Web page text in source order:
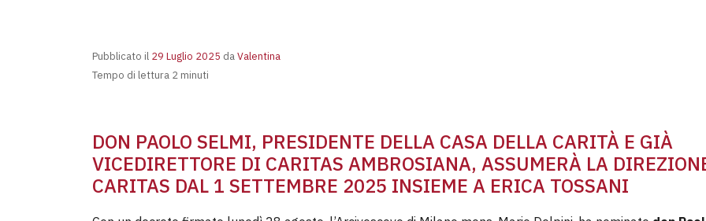
Pubblicato il 29 Luglio 2025 daValentina
Tempo di lettura 2 minuti
DON PAOLO SELMI, PRESIDENTE DELLA CASA DELLA CARITÀ E GIÀ
VICEDIRETTORE DI CARITAS AMBROSIANA, ASSUMERÀ LA
CARITAS DAL 1 SETTEMBRE 2025 INSIEME A ERICA TOSSANI